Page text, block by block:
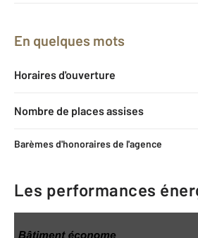
En quelques mots
Horaires d'ouverture
Nombre de places assises
Barèmes d'honoraires de l'agence
Les performances